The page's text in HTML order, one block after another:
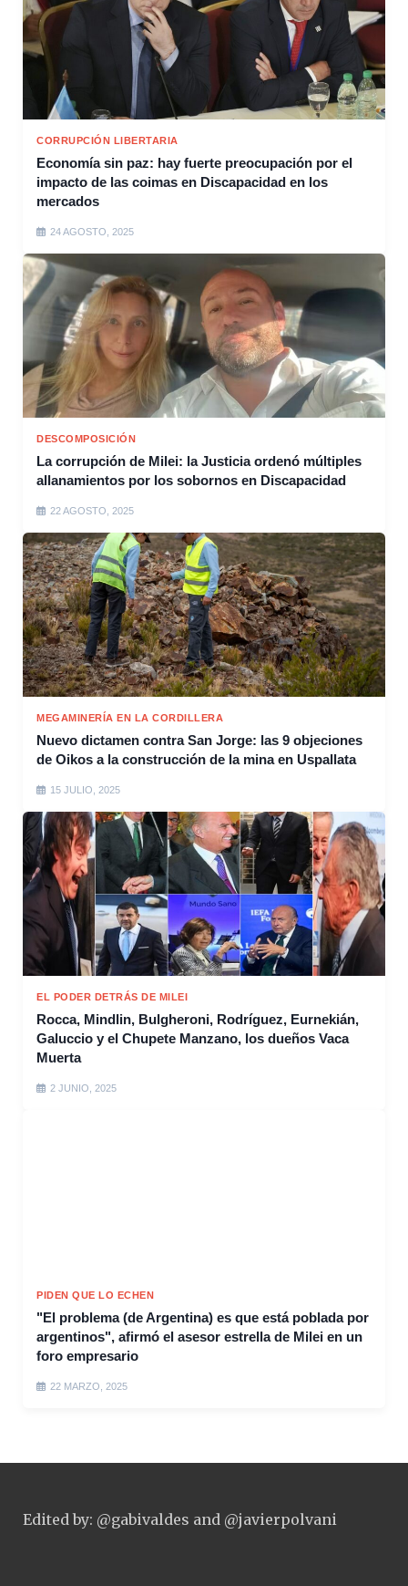
CORRUPCIÓN LIBERTARIA
Economía sin paz: hay fuerte preocupación por el
impacto de las coimas en Discapacidad en los
mercados
24 AGOSTO, 2025
DESCOMPOSICIÓN
La corrupción de Milei: la Justicia ordenó múltiples
allanamientos por los sobornos en Discapacidad
22 AGOSTO, 2025
MEGAMINERÍA EN LA CORDILLERA
Nuevo dictamen contra San Jorge: las 9 objeciones
de Oikos a la construcción de la mina en Uspallata
15 JULIO, 2025
EL PODER DETRÁS DE MILEI
Rocca, Mindlin, Bulgheroni, Rodríguez, Eurnekián,
Galuccio y el Chupete Manzano, los dueños Vaca
Muerta
2 JUNIO, 2025
PIDEN QUE LO ECHEN
"El problema (de Argentina) es que está poblada por
argentinos", afirmó el asesor estrella de Milei en un
foro empresario
22 MARZO, 2025
Edited by: @gabivaldes and @javierpolvani